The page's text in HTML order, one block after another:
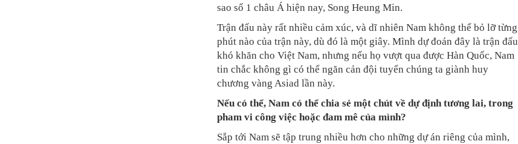
sao số 1 châu Á hiện nay, Song Heung Min.
Trận đấu này rất nhiều cảm xúc, và dĩ nhiên Nam không thể bỏ lỡ từng
phút nào của trận này, dù đó là một giây. Mình dự đoán đây là trận đấu
khó khăn cho Việt Nam, nhưng nếu họ vượt qua được Hàn Quốc, Nam
tin chắc không gì có thể ngăn cản đội tuyển chúng ta giành huy
chương vàng Asiad lần này.
Nếu có thể, Nam có thể chia sẻ một chút về dự định tương lai, trong
pham vi công việc hoặc đam mê của mình?
Sắp tới Nam sẽ tập trung nhiều hơn cho những dự án riêng của mình,